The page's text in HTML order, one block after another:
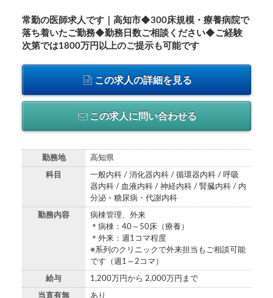
常勤の医師求人です｜高知市◆300床規模・療養病院で
落ち着いたご勤務◆勤務日数ご相談ください◆ご経験
次第では1800万円以上のご提示も可能です
この求人の詳細を見る
この求人に問い合わせる
勤務地 高知県
科目
一般内科 / 消化器内科 / 循環器内科 / 呼吸
器内科 / 血液内科 / 神経内科 / 腎臓内科 / 内
分泌・糖尿病・代謝内科
勤務内容
病棟管理、外来
＊病棟：40～50床（療養）
＊外来：週1コマ程度
※系列のクリニックで外来担当もご相談可能
です（週1～2コマ）
給与 1,200万円から 2,000万円まで
当直有無 あり